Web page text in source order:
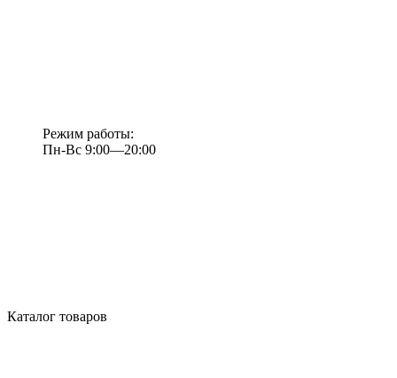
Режим работы:
Пн-Вс 9:00—20:00
Каталог товаров